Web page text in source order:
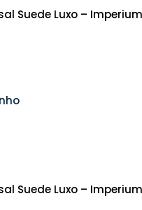
Suede Luxo –
Suede Luxo –